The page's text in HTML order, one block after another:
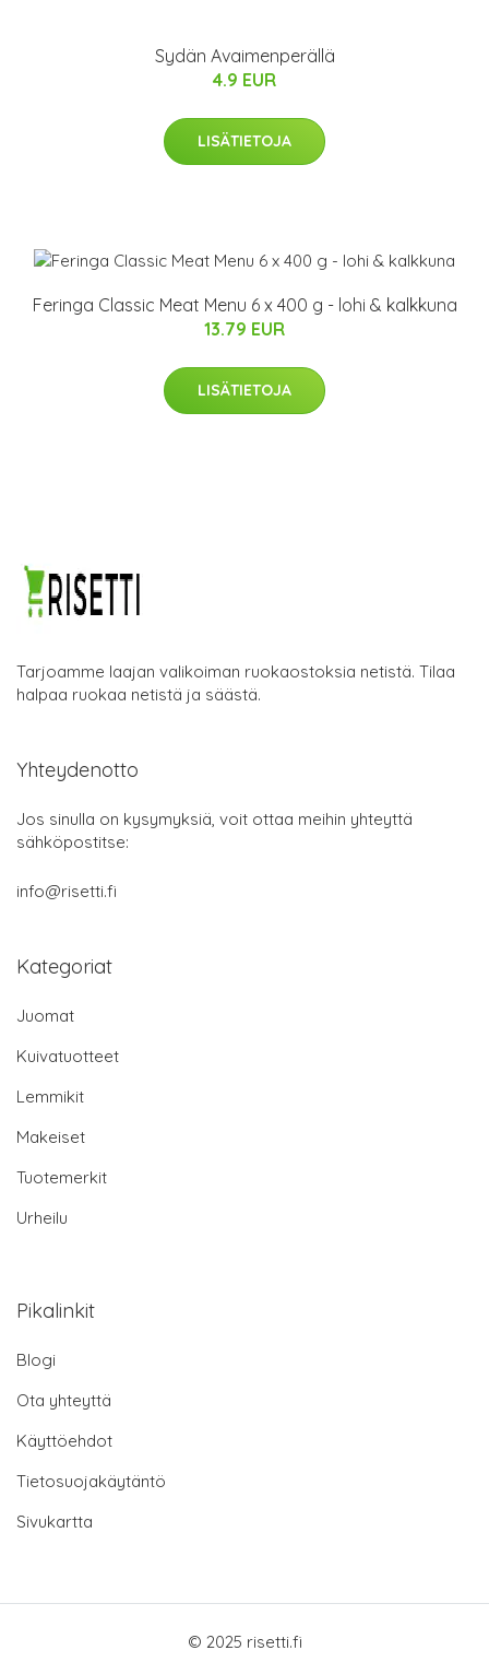
Sydän Avaimenperällä
4.9 EUR
LISÄTIETOJA
Feringa Classic Meat Menu 6 x 400 g - lohi & kalkkuna
13.79 EUR
LISÄTIETOJA
Tarjoamme laajan valikoiman ruokaostoksia netistä. Tilaa
halpaa ruokaa netistä ja säästä.
Yhteydenotto
Jos sinulla on kysymyksiä, voit ottaa meihin yhteyttä
sähköpostitse:
info@risetti.fi
Kategoriat
Juomat
Kuivatuotteet
Lemmikit
Makeiset
Tuotemerkit
Urheilu
Pikalinkit
Blogi
Ota yhteyttä
Käyttöehdot
Tietosuojakäytäntö
Sivukartta
© 2025 risetti.fi